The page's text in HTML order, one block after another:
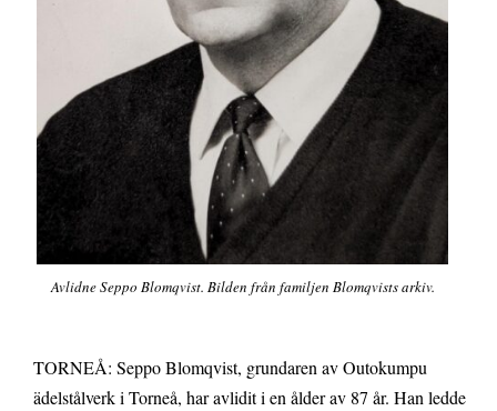
Avlidne Seppo Blomqvist. Bilden från familjen Blomqvists arkiv.
TORNEÅ: Seppo Blomqvist, grundaren av Outokumpu
ädelstålverk i Torneå, har avlidit i en ålder av 87 år. Han ledde